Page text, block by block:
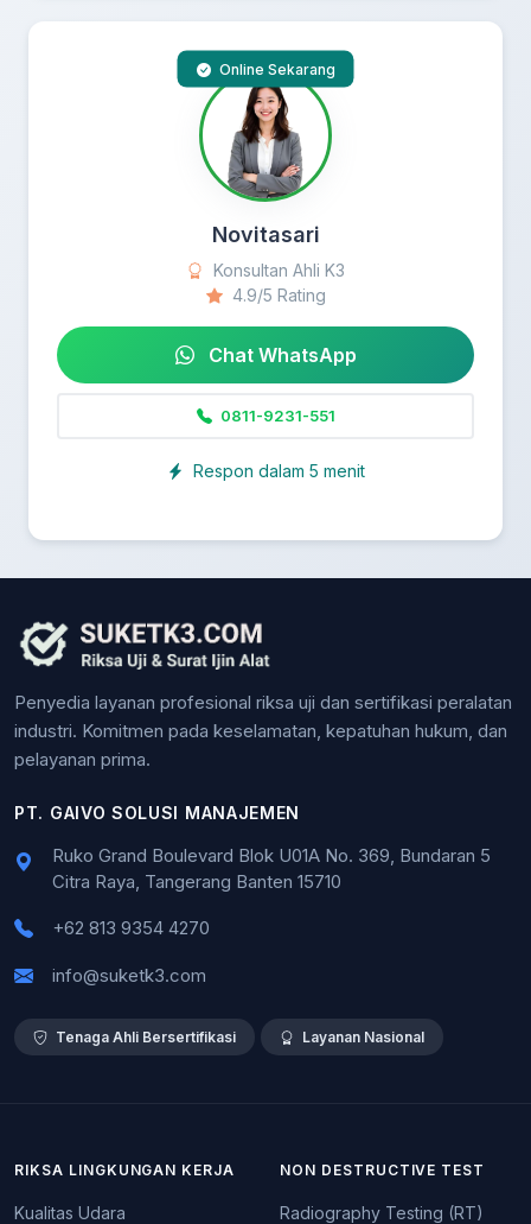
Online Sekarang
Novitasari
Konsultan Ahli K3
4.9/5 Rating
Chat WhatsApp
0811-9231-551
Respon dalam 5 menit
Penyedia layanan profesional riksa uji dan sertifikasi peralatan
industri. Komitmen pada keselamatan, kepatuhan hukum, dan
pelayanan prima.
PT. GAIVO SOLUSI MANAJEMEN
Ruko Grand Boulevard Blok U01A No. 369, Bundaran 5
Citra Raya, Tangerang Banten 15710
+62 813 9354 4270
info@suketk3.com
Tenaga Ahli Bersertifikasi Layanan Nasional
RIKSA LINGKUNGAN KERJA
Kualitas Udara
NON DESTRUCTIVE TEST
Radiography Testing (RT)